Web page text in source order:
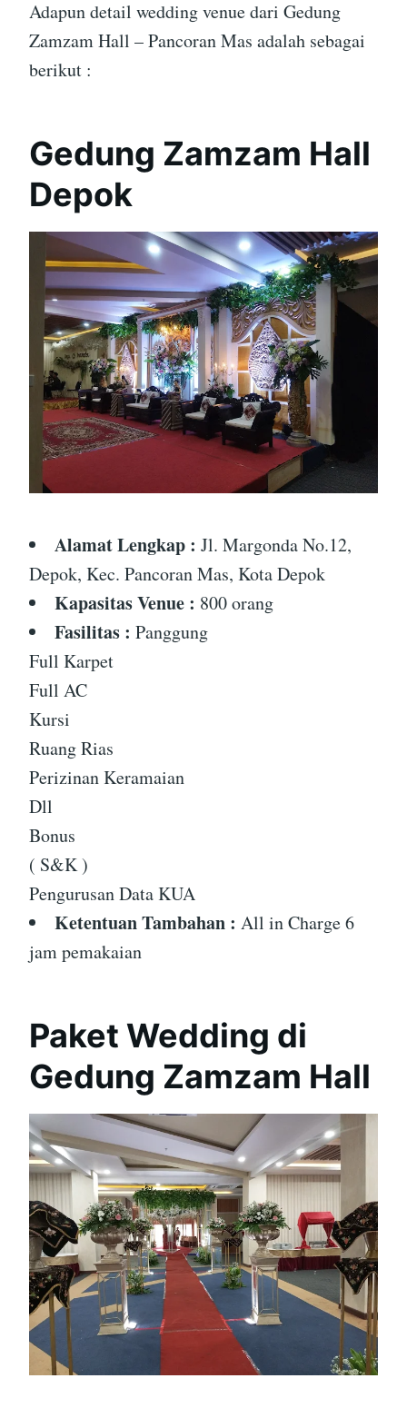
Adapun detail wedding venue dari Gedung
Zamzam Hall – Pancoran Mas adalah sebagai
berikut :
Gedung Zamzam Hall
Depok
Alamat Lengkap : Jl. Margonda No.12,
Depok, Kec. Pancoran Mas, Kota Depok
Kapasitas Venue : 800 orang
Fasilitas : Panggung
Full Karpet
Full AC
Kursi
Ruang Rias
Perizinan Keramaian
Dll
Bonus
( S&K )
Pengurusan Data KUA
Ketentuan Tambahan : All in Charge 6
jam pemakaian
Paket Wedding di
Gedung Zamzam Hall